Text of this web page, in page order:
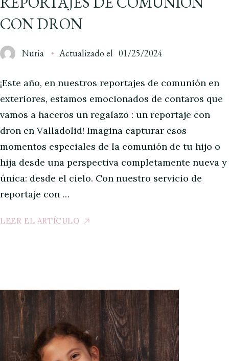
CON DRON
Nuria Actualizado el 01/25/2024
¡Este año, en nuestros reportajes de comunión en
exteriores, estamos emocionados de contaros que
vamos a haceros un regalazo : un reportaje con
dron en Valladolid! Imagina capturar esos
momentos especiales de la comunión de tu hijo o
hija desde una perspectiva completamente nueva y
única: desde el cielo. Con nuestro servicio de
reportaje con …
LEER EL ARTÍCULO